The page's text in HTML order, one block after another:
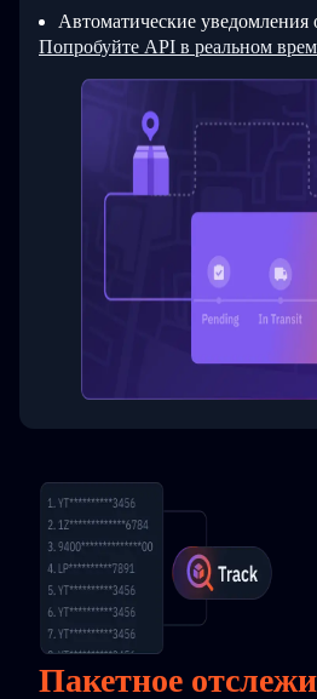
Автоматические уведомления
Попробуйте API в реальном
Пакетное